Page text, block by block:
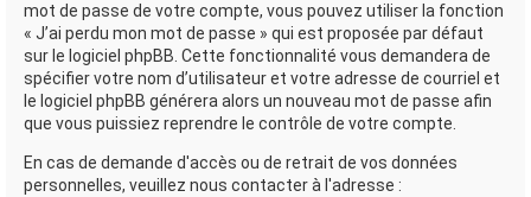
mot de passe de votre compte, vous pouvez utiliser la fonction
« J’ai perdu mon mot de passe » qui est proposée par défaut
sur le logiciel phpBB. Cette fonctionnalité vous demandera de
spécifier votre nom d’utilisateur et votre adresse de courriel et
le logiciel phpBB générera alors un nouveau mot de passe afin
que vous puissiez reprendre le contrôle de votre compte.
En cas de demande d'accès ou de retrait de vos données
personnelles, veuillez nous contacter à l'adresse :